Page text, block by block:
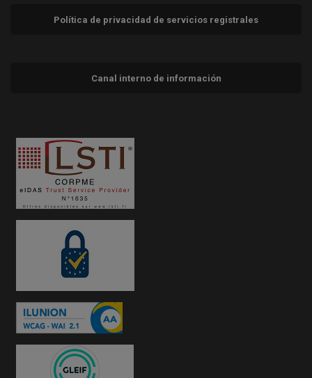
Política de privacidad de servicios registrales
Canal interno de información